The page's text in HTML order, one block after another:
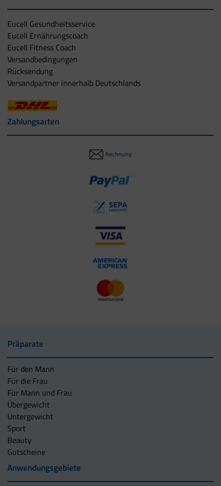
Eucell Gesundheitsservice
Eucell Ernährungscoach
Eucell Fitness Coach
Versandbedingungen
Rücksendung
Versandpartner innerhalb Deutschlands
Zahlungsarten
Präparate
Für den Mann
Für die Frau
Für Mann und Frau
Übergewicht
Untergewicht
Sport
Beauty
Gutscheine
Anwendungsgebiete